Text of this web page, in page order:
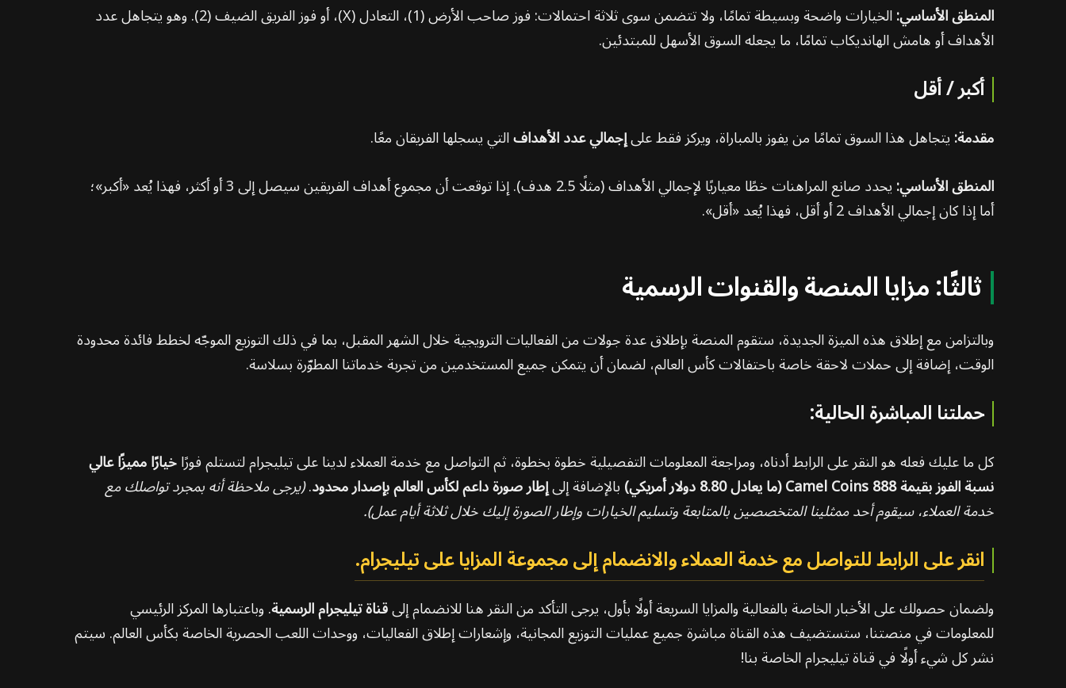
المنطق الأساسي:
الخيارات واضحة وبسيطة تمامًا، ولا تتضمن سوى ثلاثة احتمالات: فوز صاحب الأرض (1)، التعادل (X)، أو فوز الفريق الضيف (2). وهو يتجاهل عدد
الأهداف أو هامش الهانديكاب تمامًا، ما يجعله السوق الأسهل للمبتدئين.
أكبر / أقل
مقدمة:يتجاهل هذا السوق تمامًا من يفوز بالمباراة، ويركز فقط علىإجمالي عدد الأهدافالتي يسجلها الفريقان معًا.
المنطق الأساسي:
يحدد صانع المراهنات خطًا معياريًا لإجمالي الأهداف (مثلًا 2.5 هدف). إذا توقعت أن مجموع أهداف الفريقين سيصل إلى 3 أو أكثر، فهذا يُعد «أكبر»؛
أما إذا كان إجمالي الأهداف 2 أو أقل، فهذا يُعد «أقل».
ثالثًا: مزايا المنصة والقنوات الرسمية
وبالتزامن مع إطلاق هذه الميزة الجديدة، ستقوم المنصة بإطلاق عدة جولات من الفعاليات الترويجية خلال الشهر المقبل، بما في ذلك التوزيع الموجّه لخطط فائدة محدودة
الوقت، إضافة إلى حملات لاحقة خاصة باحتفالات كأس العالم، لضمان أن يتمكن جميع المستخدمين من تجربة خدماتنا المطوّرة بسلاسة.
حملتنا المباشرة الحالية:
كل ما عليك فعله هو النقر على الرابط أدناه، ومراجعة المعلومات التفصيلية خطوة بخطوة، ثم التواصل مع خدمة العملاء لدينا على تيليجرام لتستلم فورًاخيارًا مميزًا عالي
نسبة الفوز بقيمة 888 Camel Coins (ما يعادل 8.80 دولار أمريكي)
بالإضافة إلىإطار صورة داعم لكأس العالم بإصدار محدود.(يرجى ملاحظة أنه بمجرد تواصلك مع
خدمة العملاء، سيقوم أحد ممثلينا المتخصصين بالمتابعة وتسليم الخيارات وإطار الصورة إليك خلال ثلاثة أيام عمل).
انقر على الرابط للتواصل مع خدمة العملاء والانضمام إلى مجموعة المزايا على تيليجرام.
ولضمان حصولك على الأخبار الخاصة بالفعالية والمزايا السريعة أولًا بأول، يرجى التأكد من النقر هنا للانضمام إلىقناة تيليجرام الرسمية. وباعتبارها المركز الرئيسي
للمعلومات في منصتنا، ستستضيف هذه القناة مباشرة جميع عمليات التوزيع المجانية، وإشعارات إطلاق الفعاليات، ووحدات اللعب الحصرية الخاصة بكأس العالم. سيتم
نشر كل شيء أولًا في قناة تيليجرام الخاصة بنا!